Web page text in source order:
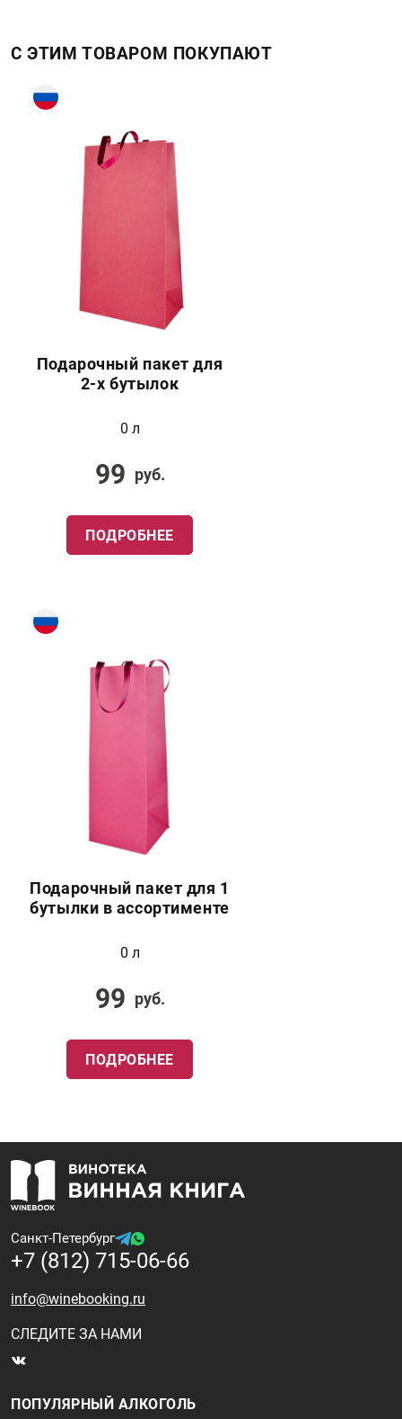
С ЭТИМ ТОВАРОМ ПОКУПАЮТ
Подарочный пакет для
2-х бутылок
0 л
99 руб.
ПОДРОБНЕЕ
Подарочный пакет для 1
бутылки в ассортименте
0 л
99 руб.
ПОДРОБНЕЕ
Санкт-Петербург
+7 (812) 715-06-66
info@winebooking.ru
СЛЕДИТЕ ЗА НАМИ
ПОПУЛЯРНЫЙ АЛКОГОЛЬ